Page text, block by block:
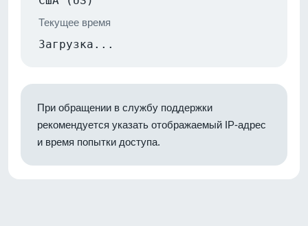
Текущее время
Загрузка...
При обращении в службу поддержки
рекомендуется указать отображаемый IP-адрес
и время попытки доступа.